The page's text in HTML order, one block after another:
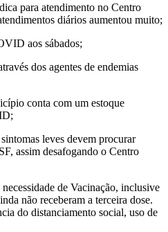
para atendimento no Centro
diários aumentou muito;
aos sábados;
dos agentes de endemias
conta com um estoque
leves devem procurar
assim desafogando o Centro
de Vacinação, inclusive
não receberam a terceira dose.
do distanciamento social, uso de